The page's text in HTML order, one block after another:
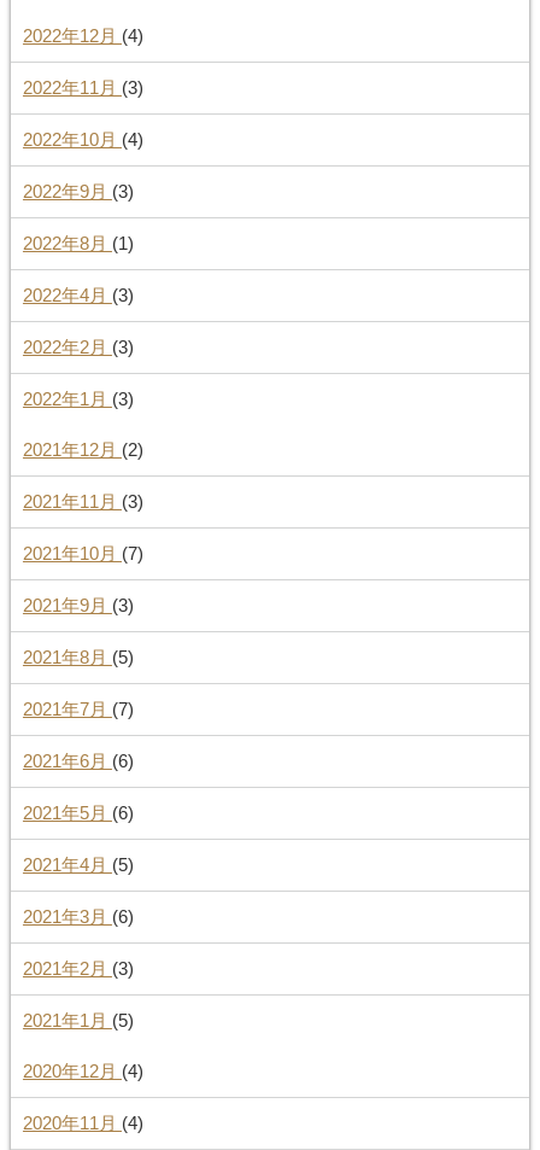
2022年12月 (4)
2022年11月 (3)
2022年10月 (4)
2022年9月 (3)
2022年8月 (1)
2022年4月 (3)
2022年2月 (3)
2022年1月 (3)
2021年12月 (2)
2021年11月 (3)
2021年10月 (7)
2021年9月 (3)
2021年8月 (5)
2021年7月 (7)
2021年6月 (6)
2021年5月 (6)
2021年4月 (5)
2021年3月 (6)
2021年2月 (3)
2021年1月 (5)
2020年12月 (4)
2020年11月 (4)